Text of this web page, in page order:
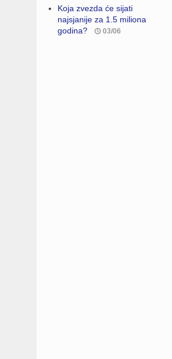
Koja zvezda će sijati
najsjanije za 1.5 miliona
godina?
03/06